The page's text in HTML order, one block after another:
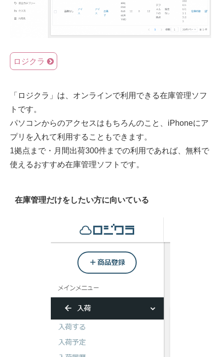
ロジクラ
「ロジクラ」は、オンラインで利用できる在庫管理ソフ
トです。
パソコンからのアクセスはもちろんのこと、iPhoneにア
プリを入れて利用することもできます。
1拠点まで・月間出荷300件までの利用であれば、無料で
使えるおすすめ在庫管理ソフトです。
在庫管理だけをしたい方に向いている